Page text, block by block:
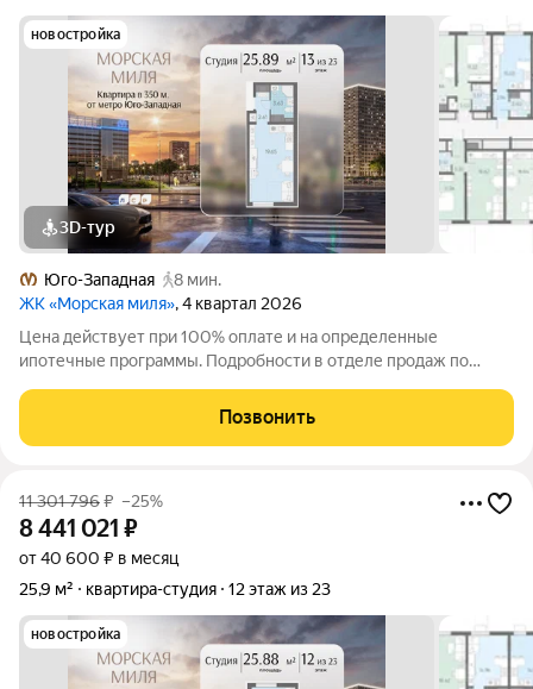
новостройка
3D-тур
Юго-Западная
8 мин.
ЖК «Морская миля», 4 квартал 2026
Цена действует при 100% оплате и на определенные
ипотечные программы. Подробности в отделе продаж по
Общая площадь составляет 25.89 кв. м. Квартира с чистовой
отделкой. Жилой комплекс
Позвонить
11 301 796₽ –25%
8 441 021 ₽
от 40 600 ₽ в месяц
25,9 м²
квартира-студия 12 этаж из 23
новостройка